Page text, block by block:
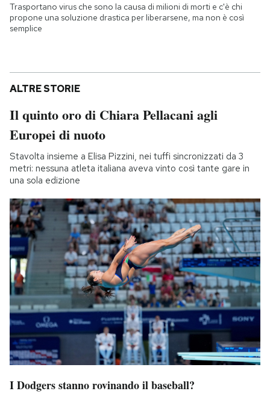
Trasportano virus che sono la causa di milioni di morti e c'è chi
propone una soluzione drastica per liberarsene, ma non è così
semplice
ALTRE STORIE
Il quinto oro di Chiara Pellacani agli
Europei di nuoto
Stavolta insieme a Elisa Pizzini, nei tuffi sincronizzati da 3
metri: nessuna atleta italiana aveva vinto così tante gare in
una sola edizione
I Dodgers stanno rovinando il baseball?